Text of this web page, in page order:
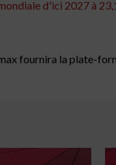
d'ici 2027 à
fournira la plate-